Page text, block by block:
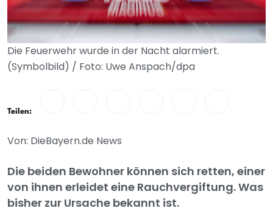
Die Feuerwehr wurde in der Nacht alarmiert.
(Symbolbild) / Foto: Uwe Anspach/dpa
Teilen:
Von: DieBayern.de News
Die beiden Bewohner können sich retten, einer
von ihnen erleidet eine Rauchvergiftung. Was
bisher zur Ursache bekannt ist.